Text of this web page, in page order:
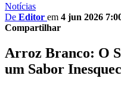
Notícias
De Editor em 4 jun 2026
Compartilhar
Arroz Branco: O
um Sabor